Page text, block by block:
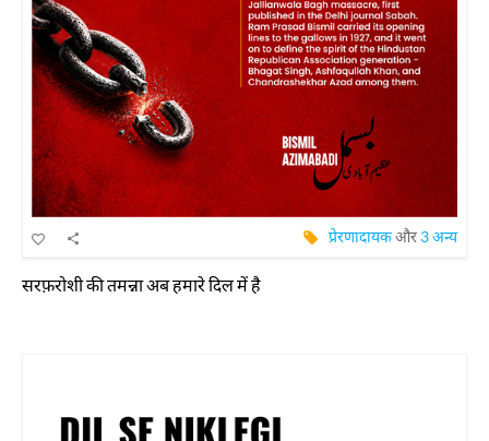
प्रेरणादायकऔर 3 अन्य
सरफ़रोशी की तमन्ना अब हमारे दिल में है